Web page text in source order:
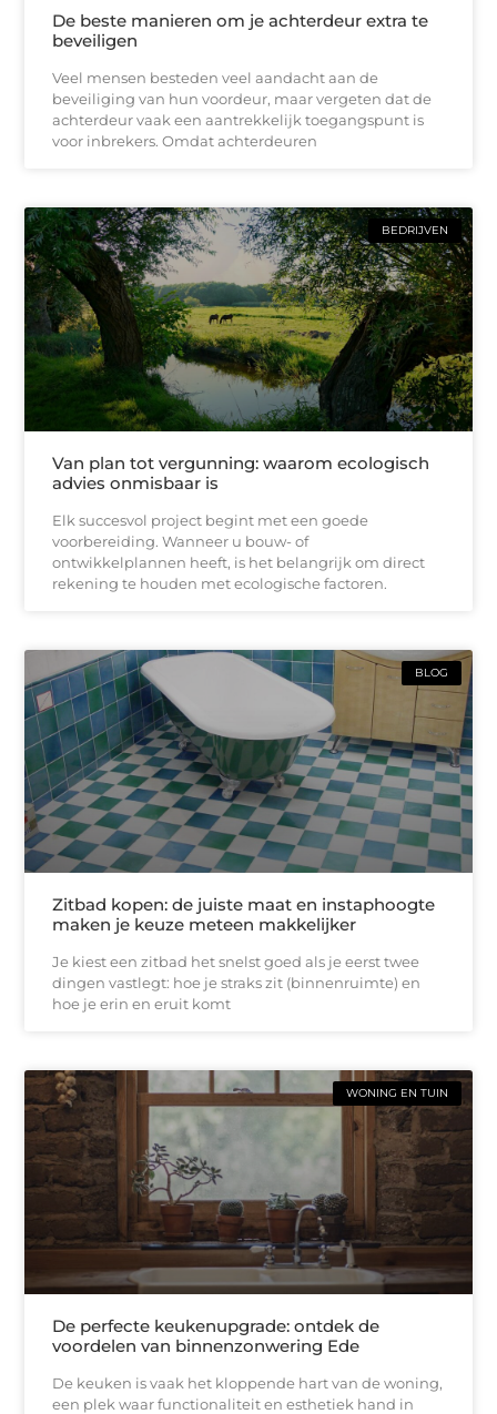
De beste manieren om je achterdeur extra te
beveiligen
Veel mensen besteden veel aandacht aan de
beveiliging van hun voordeur, maar vergeten dat de
achterdeur vaak een aantrekkelijk toegangspunt is
voor inbrekers. Omdat achterdeuren
BEDRIJVEN
Van plan tot vergunning: waarom ecologisch
advies onmisbaar is
Elk succesvol project begint met een goede
voorbereiding. Wanneer u bouw- of
ontwikkelplannen heeft, is het belangrijk om direct
rekening te houden met ecologische factoren.
BLOG
Zitbad kopen: de juiste maat en instaphoogte
maken je keuze meteen makkelijker
Je kiest een zitbad het snelst goed als je eerst twee
dingen vastlegt: hoe je straks zit (binnenruimte) en
hoe je erin en eruit komt
WONING EN TUIN
De perfecte keukenupgrade: ontdek de
voordelen van binnenzonwering Ede
De keuken is vaak het kloppende hart van de woning,
een plek waar functionaliteit en esthetiek hand in